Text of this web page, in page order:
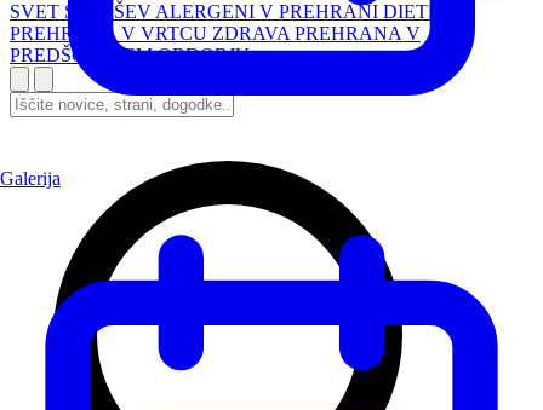
SVET STARŠEV ALERGENI V PREHRANI DIETNA
PREHRANA V VRTCU ZDRAVA PREHRANA V
PREDŠOLSKEM OBDOBJU
Galerija